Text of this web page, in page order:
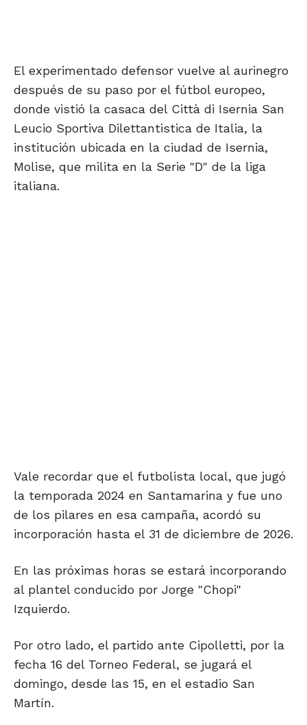
El experimentado defensor vuelve al aurinegro
después de su paso por el fútbol europeo,
donde vistió la casaca del Città di Isernia San
Leucio Sportiva Dilettantistica de Italia, la
institución ubicada en la ciudad de Isernia,
Molise, que milita en la Serie "D" de la liga
italiana.
Vale recordar que el futbolista local, que jugó
la temporada 2024 en Santamarina y fue uno
de los pilares en esa campaña, acordó su
incorporación hasta el 31 de diciembre de 2026.
En las próximas horas se estará incorporando
al plantel conducido por Jorge "Chopi"
Izquierdo.
Por otro lado, el partido ante Cipolletti, por la
fecha 16 del Torneo Federal, se jugará el
domingo, desde las 15, en el estadio San
Martín.